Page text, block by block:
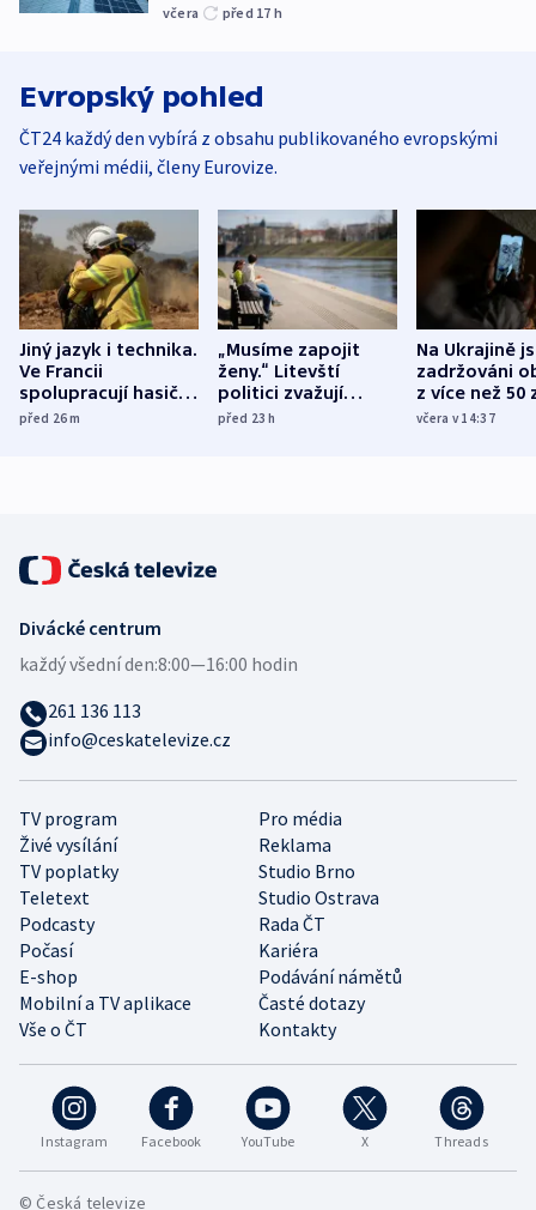
včera před 17 h
Evropský pohled
ČT24 každý den vybírá z obsahu publikovaného evropskými
veřejnými médii, členy Eurovize.
Jiný jazyk i technika.
Ve Francii
spolupracují hasiči z
různých zemí
před 26m
„Musíme zapojit
ženy.“ Litevští
politici zvažují
dohodu o
před 23h
Na Ukrajině
zadržováni
z více než 50
Bojovali na
včera v 14:37
Instagram Facebook YouTube X Threads
TV program
Pro média
Živé vysílání
Reklama
TV poplatky
Studio Brno
Teletext
Studio Ostrava
Podcasty
Rada ČT
Počasí
Kariéra
E-shop
Podávání námětů
Mobilní a TV aplikace
Časté dotazy
Vše o ČT
Kontakty
Divácké centrum
každý všední den:8:00—16:00 hodin
261 136 113
info@ceskatelevize.cz
© Česká televize